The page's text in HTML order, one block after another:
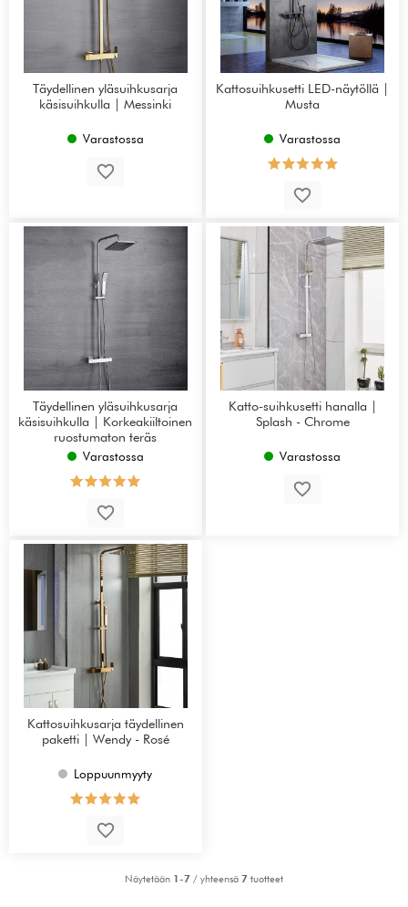
Täydellinen yläsuihkusarja
käsisuihkulla | Messinki
Varastossa
Kattosuihkusetti LED-näytöllä |
Musta
Varastossa
Täydellinen yläsuihkusarja
käsisuihkulla | Korkeakiiltoinen
ruostumaton teräs
Varastossa
Katto-suihkusetti hanalla |
Splash - Chrome
Varastossa
Kattosuihkusarja täydellinen
paketti | Wendy - Rosé
Loppuunmyyty
Näytetään 1-7 / yhteensä 7 tuotteet